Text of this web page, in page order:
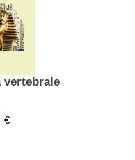
Aula della colonna vertebrale
€